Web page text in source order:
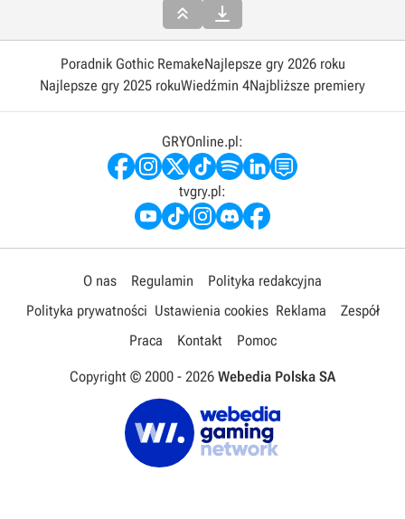
 
Poradnik Gothic RemakeNajlepsze gry 2026 roku
Najlepsze gry 2025 rokuWiedźmin 4Najbliższe premiery
GRYOnline.pl:
tvgry.pl:
O nas Regulamin
Polityka redakcyjna
Polityka prywatności Ustawienia cookies Reklama
Zespół
Praca
Kontakt Pomoc
Copyright © 2000 - 2026 Webedia Polska SA